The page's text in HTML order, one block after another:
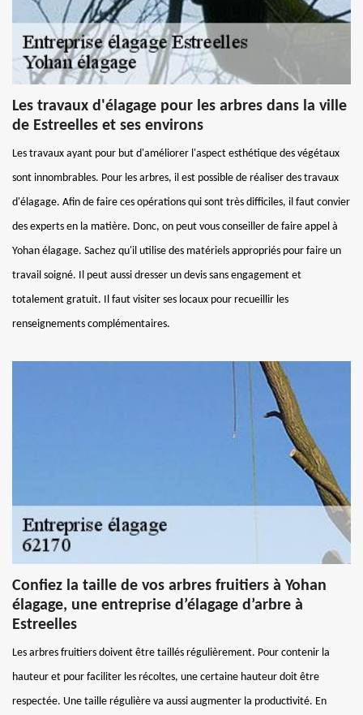
Les travaux d'élagage pour les arbres dans la ville
de Estreelles et ses environs
Les travaux ayant pour but d'améliorer l'aspect esthétique des végétaux
sont innombrables. Pour les arbres, il est possible de réaliser des travaux
d'élagage. Afin de faire ces opérations qui sont très difficiles, il faut convier
des experts en la matière. Donc, on peut vous conseiller de faire appel à
Yohan élagage. Sachez qu'il utilise des matériels appropriés pour faire un
travail soigné. Il peut aussi dresser un devis sans engagement et
totalement gratuit. Il faut visiter ses locaux pour recueillir les
renseignements complémentaires.
Confiez la taille de vos arbres fruitiers à Yohan
élagage, une entreprise d’élagage d’arbre à
Estreelles
Les arbres fruitiers doivent être taillés régulièrement. Pour contenir la
hauteur et pour faciliter les récoltes, une certaine hauteur doit être
respectée. Une taille régulière va aussi augmenter la productivité. En